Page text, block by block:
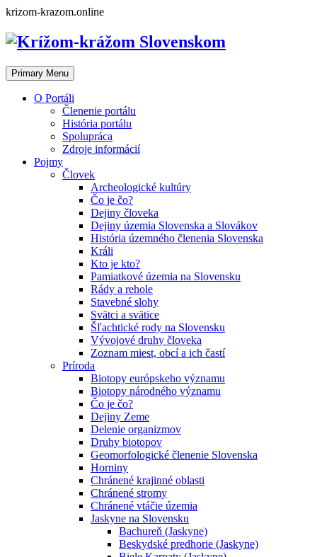
Skip
content
krizom-krazom.online
Primary Menu
O Portáli
Členenie portálu
História portálu
Spolupráca
Zdroje informácií
Pojmy
Človek
Archeologické kultúry
Čo je čo?
Dejiny človeka
Dejiny územia Slovenska a Slovákov
História územného členenia Slovenska
Králi
Kto je kto?
Pamiatkové územia na Slovensku
Rády a rehole
Stavebné slohy
Svätci a svätice
Šľachtické rody na Slovensku
Vývojové druhy človeka
Zoznam miest, obcí a ich častí
Príroda
Biotopy európskeho významu
Biotopy národného významu
Čo je čo?
Dejiny Zeme
Delenie organizmov
Druhy biotopov
Geomorfologické členenie Slovenska
Horniny
Chránené krajinné oblasti
Chránené stromy
Chránené vtáčie územia
Jaskyne na Slovensku
Bachureň (Jaskyne)
Beskydské predhorie (Jaskyne)